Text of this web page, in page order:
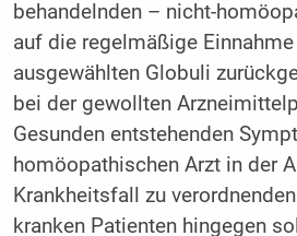
behandelnden – nicht-
auf die regelmäßige
ausgewählten Globuli
bei der gewollten
Gesunden entstehenden
homöopathischen Arzt in der
Krankheitsfall zu
kranken Patienten hingegen